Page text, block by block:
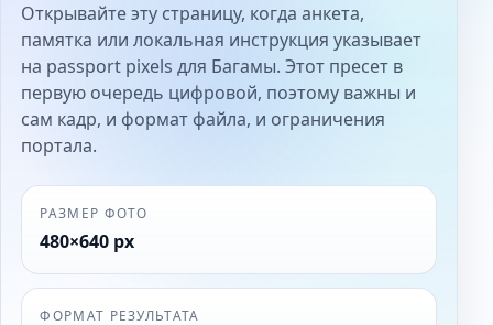
Открывайте эту страницу, когда анкета,
памятка или локальная инструкция указывает
на passport pixels для Багамы. Этот пресет в
первую очередь цифровой, поэтому важны и
сам кадр, и формат файла, и ограничения
портала.
РАЗМЕР ФОТО
480×640 px
ФОРМАТ РЕЗУЛЬТАТА